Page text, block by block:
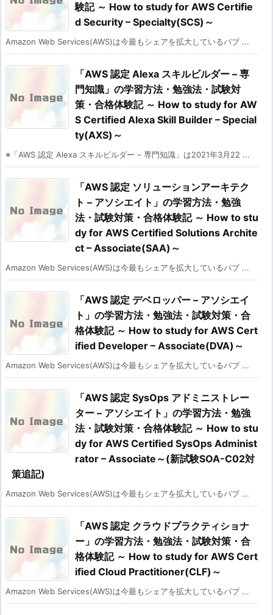
験記 ～ How to study for AWS Certifie
d Security – Specialty(SCS)～
Amazon Web Services(AWS)は今最もシェアを拡大しているパブ ...
「AWS 認定 Alexa スキルビルダー – 専
門知識」の学習方法・勉強法・試験対
策・合格体験記 ～ How to study for AW
S Certified Alexa Skill Builder – Special
ty(AXS)～
※「AWS 認定 Alexa スキルビルダー – 専門知識」は2021年3月22 ...
「AWS 認定 ソリューションアーキテク
ト – アソシエイト」の学習方法・勉強
法・試験対策・合格体験記 ～ How to stu
dy for AWS Certified Solutions Archite
ct – Associate(SAA)～
Amazon Web Services(AWS)は今最もシェアを拡大しているパブ ...
「AWS 認定 デベロッパー – アソシエイ
ト」の学習方法・勉強法・試験対策・合
格体験記 ～ How to study for AWS Cert
ified Developer – Associate(DVA)～
Amazon Web Services(AWS)は今最もシェアを拡大しているパブ ...
「AWS 認定 SysOps アドミニストレー
ター – アソシエイト」の学習方法・勉強
法・試験対策・合格体験記 ～ How to stu
dy for AWS Certified SysOps Administ
rator – Associate～(新試験SOA-C02対
策追記)
Amazon Web Services(AWS)は今最もシェアを拡大しているパブ ...
「AWS 認定 クラウドプラクティショナ
ー」の学習方法・勉強法・試験対策・合
格体験記 ～ How to study for AWS Cert
ified Cloud Practitioner(CLF)～
Amazon Web Services(AWS)は今最もシェアを拡大しているパブ ...